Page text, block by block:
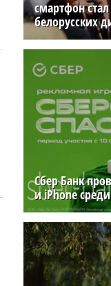
смартфон
белорусских
Сбер Банк
и iPhone